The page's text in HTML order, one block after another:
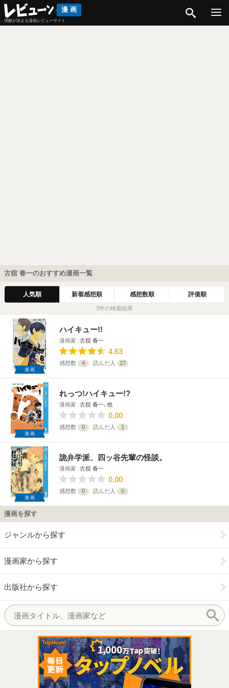
漫画
理解が深まる漫画レビューサイト
古舘 春一のおすすめ漫画一覧
人気順 新着感想順 感想数順 評価順
3件の検索結果
漫画
ハイキュー!!
漫画家 古舘 春一
4.63
感想数 4 読んだ人 27
漫画
れっつ!ハイキュー!?
漫画家 古舘 春一､他
0.00
感想数 0 読んだ人 1
漫画
詭弁学派、四ッ谷先輩の怪談。
漫画家 古舘 春一
0.00
感想数 0 読んだ人 0
漫画を探す
ジャンルから探す
漫画家から探す
出版社から探す